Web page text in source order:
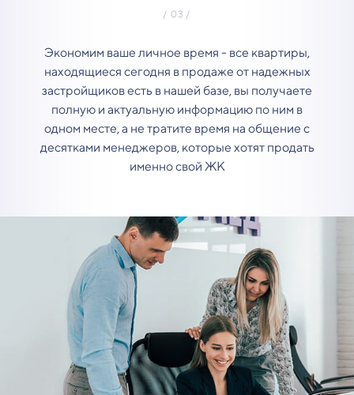
Экономим ваше личное время - все квартиры,
находящиеся сегодня в продаже от надежных
застройщиков есть в нашей базе, вы получаете
полную и актуальную информацию по ним в
одном месте, а не тратите время на общение с
десятками менеджеров, которые хотят продать
именно свой ЖК